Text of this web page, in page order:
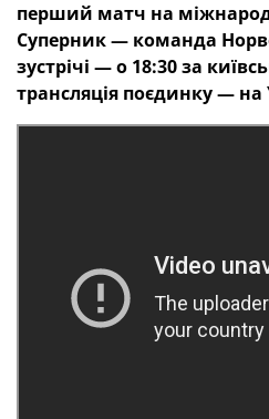
перший матч на
Суперник — команда
зустрічі — о 18:30 за
трансляція поєдинку —